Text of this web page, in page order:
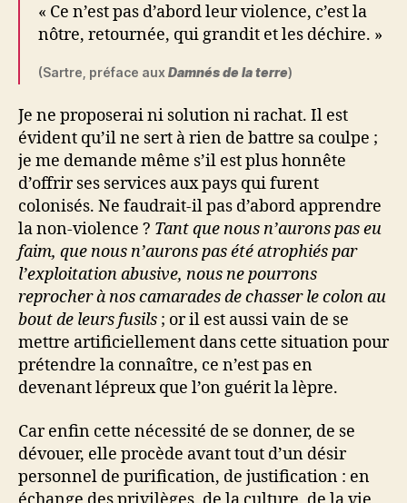
« Ce n’est pas d’abord leur violence, c’est la
nôtre, retournée, qui grandit et les déchire. »
(Sartre, préface aux Damnés de la terre)
Je ne proposerai ni solution ni rachat. Il est
évident qu’il ne sert à rien de battre sa coulpe ;
je me demande même s’il est plus honnête
d’offrir ses services aux pays qui furent
colonisés. Ne faudrait-il pas d’abord apprendre
la non-violence ? Tant que nous n’aurons pas eu
faim, que nous n’aurons pas été atrophiés par
l’exploitation abusive, nous ne pourrons
reprocher à nos camarades de chasser le colon au
bout de leurs fusils ; or il est aussi vain de se
mettre artificiellement dans cette situation pour
prétendre la connaître, ce n’est pas en
devenant lépreux que l’on guérit la lèpre.
Car enfin cette nécessité de se donner, de se
dévouer, elle procède avant tout d’un désir
personnel de purification, de justification : en